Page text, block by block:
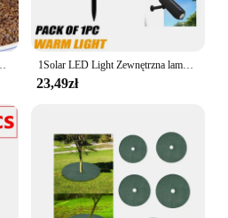
1Solar LED Light Zewnętrzna lampa ścienna na energię słoneczną IP65 Zielone światło ogrodowe Reflektory słoneczne Solar Uplights do drzew Ścieżka Podwórko
23,49zł